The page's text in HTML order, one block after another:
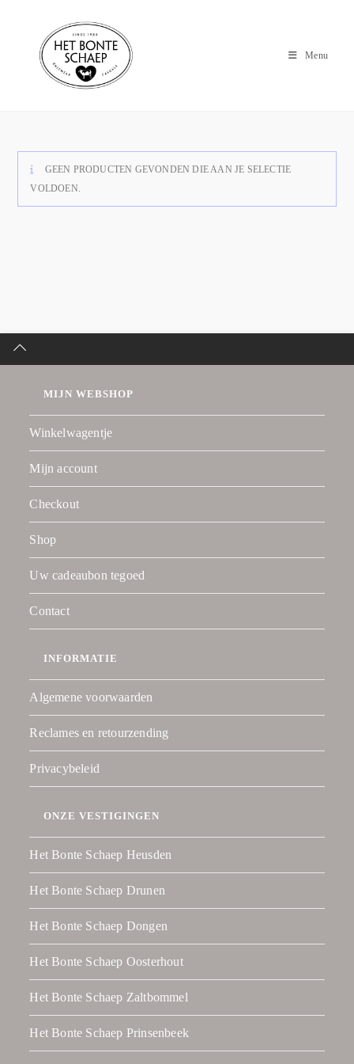
Menu
GEEN PRODUCTEN GEVONDEN DIE AAN JE SELECTIE
VOLDOEN.
MIJN WEBSHOP
Winkelwagentje
Mijn account
Checkout
Shop
Uw cadeaubon tegoed
Contact
INFORMATIE
Algemene voorwaarden
Reclames en retourzending
Privacybeleid
ONZE VESTIGINGEN
Het Bonte Schaep Heusden
Het Bonte Schaep Drunen
Het Bonte Schaep Dongen
Het Bonte Schaep Oosterhout
Het Bonte Schaep Zaltbommel
Het Bonte Schaep Prinsenbeek